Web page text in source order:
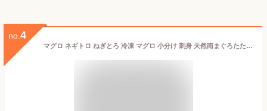
no. 4
マグロ ネギトロ ねぎとろ 冷凍 マグロ 小分け 刺身 天然南まぐろたたき身100g×5 86171